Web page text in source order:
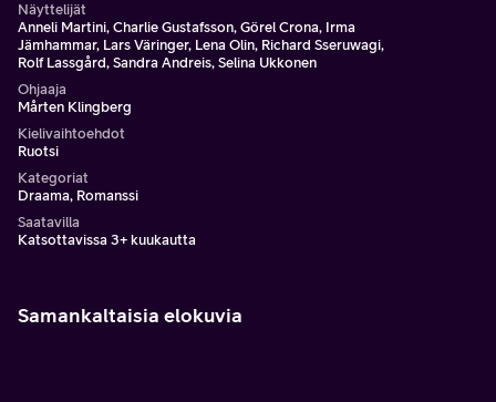
Näyttelijät
Anneli Martini, Charlie Gustafsson, Görel Crona, Irma
Jämhammar, Lars Väringer, Lena Olin, Richard Sseruwagi,
Rolf Lassgård, Sandra Andreis, Selina Ukkonen
Ohjaaja
Mårten Klingberg
Kielivaihtoehdot
Ruotsi
Kategoriat
Draama, Romanssi
Saatavilla
Katsottavissa 3+ kuukautta
Samankaltaisia elokuvia